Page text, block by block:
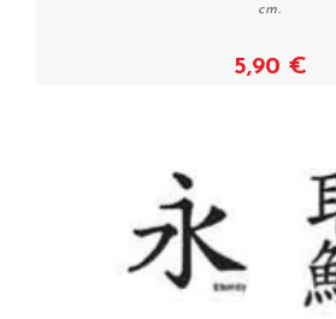
Acheter
cm.
5,90 €